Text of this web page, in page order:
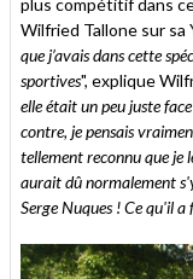
Wilfried Tallone sur sa
que j’avais dans cette
sportives", explique
elle était un peu juste
contre, je pensais
tellement reconnu que je
aurait dû normalement
Serge Nuques ! Ce qu'il